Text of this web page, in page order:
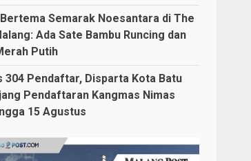
Semarak Noesantara di The
Ada Sate Bambu Runcing dan
Putih
304 Pendaftar, Disparta Kota Batu
Pendaftaran Kangmas Nimas
15 Agustus